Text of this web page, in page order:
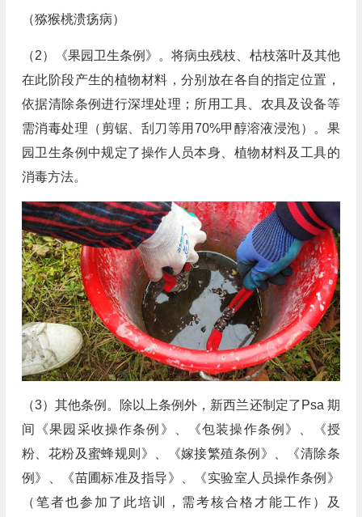
（猕猴桃溃疡病）
（2）《果园卫生条例》。将病虫残枝、枯枝落叶及其他
在此阶段产生的植物材料，分别放在各自的指定位置，
依据清除条例进行深埋处理；所用工具、农具及设备等
需消毒处理（剪锯、刮刀等用70%甲醇溶液浸泡）。果
园卫生条例中规定了操作人员本身、植物材料及工具的
消毒方法。
（3）其他条例。除以上条例外，新西兰还制定了Psa 期
间《果园采收操作条例》、《包装操作条例》、《授
粉、花粉及蜜蜂规则》、《嫁接繁殖条例》、《清除条
例》、《苗圃标准及指导》、《实验室人员操作条例》
（笔者也参加了此培训，需考核合格才能工作）及